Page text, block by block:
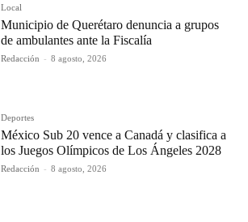
Local
Municipio de Querétaro denuncia a grupos
de ambulantes ante la Fiscalía
Redacción - 8 agosto, 2026
Deportes
México Sub 20 vence a Canadá y clasifica a
los Juegos Olímpicos de Los Ángeles 2028
Redacción - 8 agosto, 2026